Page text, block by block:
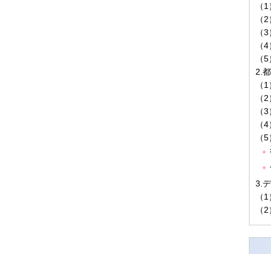
（
（
（
（
（
2.
（
（
（
（
（
3.
（
（